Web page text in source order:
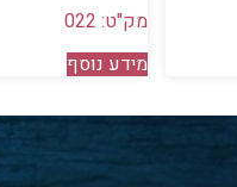
מק"ט: 022
מידע נוסף